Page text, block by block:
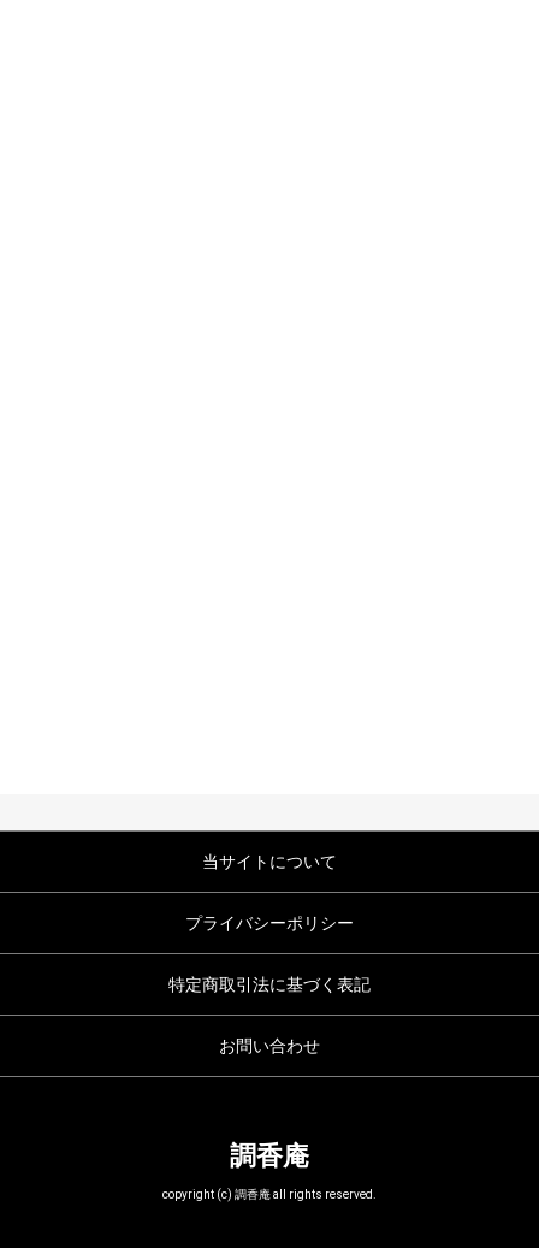
当サイトについて
プライバシーポリシー
特定商取引法に基づく表記
お問い合わせ
調香庵
copyright (c) 調香庵 all rights reserved.